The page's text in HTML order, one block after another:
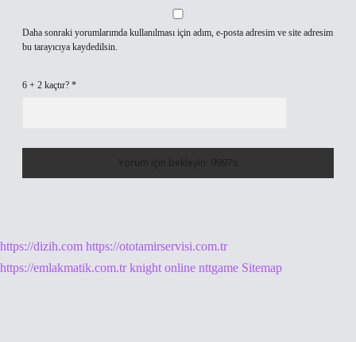
Daha sonraki yorumlarımda kullanılması için adım, e-posta adresim ve site adresim
bu tarayıcıya kaydedilsin.
6 + 2 kaçtır? *
https://dizih.com https://ototamirservisi.com.tr
https://emlakmatik.com.tr knight online nttgame Sitemap